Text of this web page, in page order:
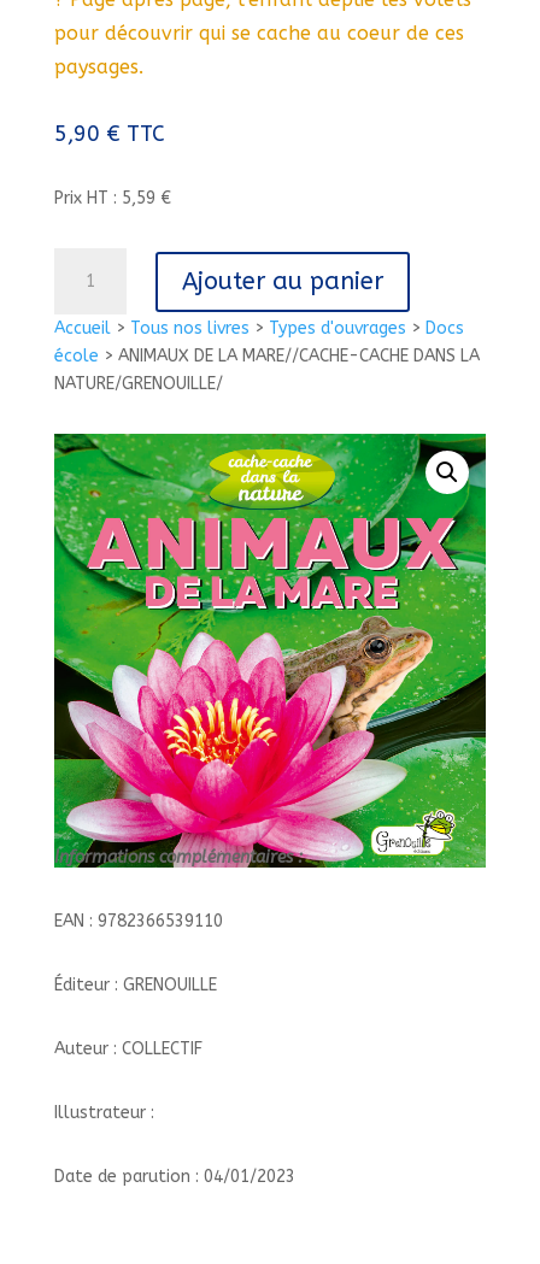
Accueil> Tous nos livres > Types d'ouvrages > Docs
école > ANIMAUX DE LA MARE//CACHE-CACHE DANS LA
NATURE/GRENOUILLE/
pour découvrir qui se cache au coeur de ces
paysages.
5,90 € TTC
Prix HT : 5,59 €
ANIMAUX
DE
LA
DANS
LA
NATURE/GRENOUILLE/
Ajouter au panier
Informations complémentaires :
EAN : 9782366539110
Éditeur : GRENOUILLE
Auteur : COLLECTIF
Illustrateur :
Date de parution : 04/01/2023